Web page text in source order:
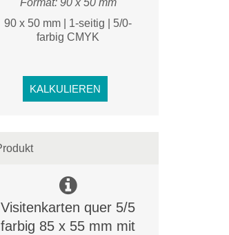
90 x 50 mm | 1-seitig | 5/0-
farbig CMYK
KALKULIEREN
Visitenkarten quer 5/5
farbig 85 x 55 mm mit